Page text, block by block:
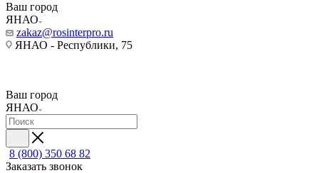
Ваш город
ЯНАО
zakaz@rosinterpro.ru
ЯНАО - Республики, 75
Ваш город
ЯНАО
8 (800) 350 68 82
Заказать звонок